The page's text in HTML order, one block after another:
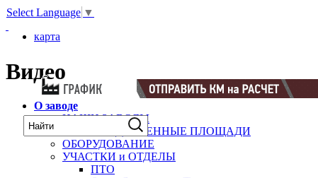
Select Language ▼
карта
Видео
О заводе
НАШИ ЗАВОДЫ
ПРОИЗВОДСТВЕННЫЕ ПЛОЩАДИ
ОБОРУДОВАНИЕ
УЧАСТКИ и ОТДЕЛЫ
ПТО